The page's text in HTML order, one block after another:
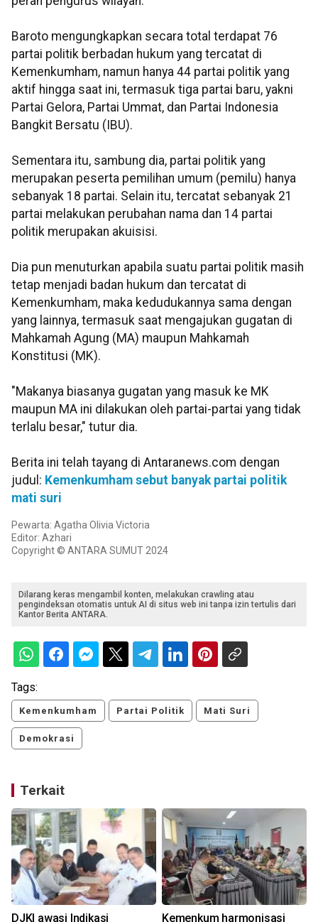
Baroto mengungkapkan secara total terdapat 76
partai politik berbadan hukum yang tercatat di
Kemenkumham, namun hanya 44 partai politik yang
aktif hingga saat ini, termasuk tiga partai baru, yakni
Partai Gelora, Partai Ummat, dan Partai Indonesia
Bangkit Bersatu (IBU).
Sementara itu, sambung dia, partai politik yang
merupakan peserta pemilihan umum (pemilu) hanya
sebanyak 18 partai. Selain itu, tercatat sebanyak 21
partai melakukan perubahan nama dan 14 partai
politik merupakan akuisisi.
Dia pun menuturkan apabila suatu partai politik masih
tetap menjadi badan hukum dan tercatat di
Kemenkumham, maka kedudukannya sama dengan
yang lainnya, termasuk saat mengajukan gugatan di
Mahkamah Agung (MA) maupun Mahkamah
Konstitusi (MK).
"Makanya biasanya gugatan yang masuk ke MK
maupun MA ini dilakukan oleh partai-partai yang tidak
terlalu besar," tutur dia.
Berita ini telah tayang di Antaranews.com dengan
judul: Kemenkumham sebut banyak partai politik
mati suri
Pewarta: Agatha Olivia Victoria
Editor: Azhari
Copyright © ANTARA SUMUT 2024
Dilarang keras mengambil konten, melakukan crawling atau
pengindeksan otomatis untuk AI di situs web ini tanpa izin tertulis dari
Kantor Berita ANTARA.
Tags:
Kemenkumham Partai Politik Mati Suri
Demokrasi
Terkait
DJKI awasi Indikasi Kemenkum harmonisasi